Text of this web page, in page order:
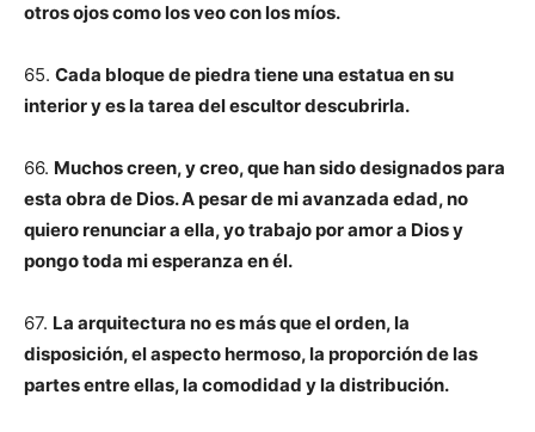
otros ojos como los veo con los míos.
65. Cada bloque de piedra tiene una estatua en su
interior y es la tarea del escultor descubrirla.
66. Muchos creen, y creo, que han sido designados para
esta obra de Dios. A pesar de mi avanzada edad, no
quiero renunciar a ella, yo trabajo por amor a Dios y
pongo toda mi esperanza en él.
67. La arquitectura no es más que el orden, la
disposición, el aspecto hermoso, la proporción de las
partes entre ellas, la comodidad y la distribución.